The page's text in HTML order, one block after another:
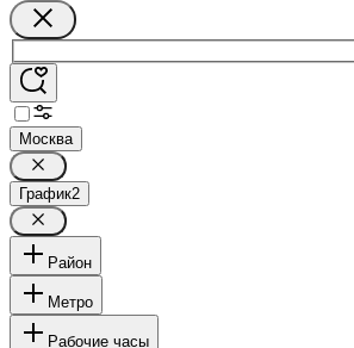
Москва
График2
Район
Метро
Рабочие часы